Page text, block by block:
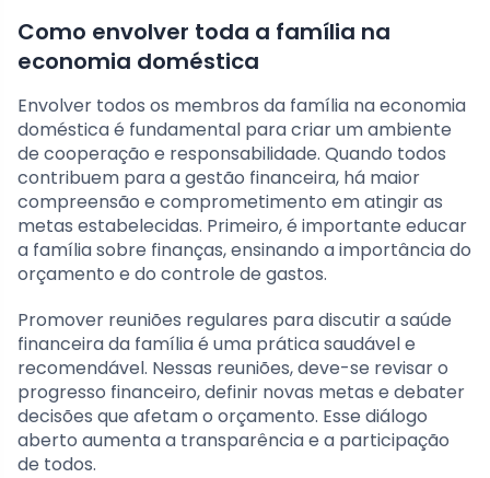
Como envolver toda a família na
economia doméstica
Envolver todos os membros da família na economia
doméstica é fundamental para criar um ambiente
de cooperação e responsabilidade. Quando todos
contribuem para a gestão financeira, há maior
compreensão e comprometimento em atingir as
metas estabelecidas. Primeiro, é importante educar
a família sobre finanças, ensinando a importância do
orçamento e do controle de gastos.
Promover reuniões regulares para discutir a saúde
financeira da família é uma prática saudável e
recomendável. Nessas reuniões, deve-se revisar o
progresso financeiro, definir novas metas e debater
decisões que afetam o orçamento. Esse diálogo
aberto aumenta a transparência e a participação
de todos.